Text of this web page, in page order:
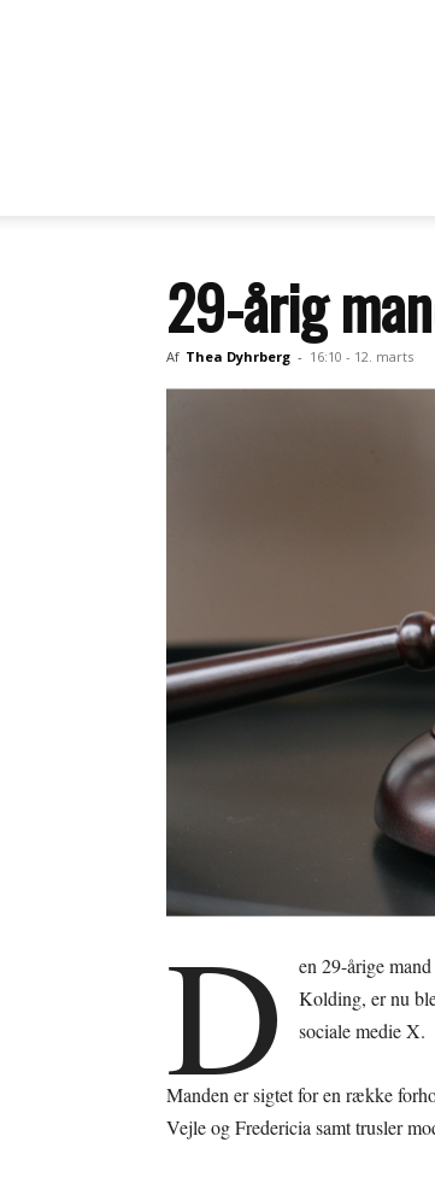
29-årig
Af Thea Dyhrberg - 16:10 - 12. marts
D
en 29-årige
Kolding, er nu
sociale medie X.
Manden er sigtet for en række
Vejle og Fredericia samt trusler